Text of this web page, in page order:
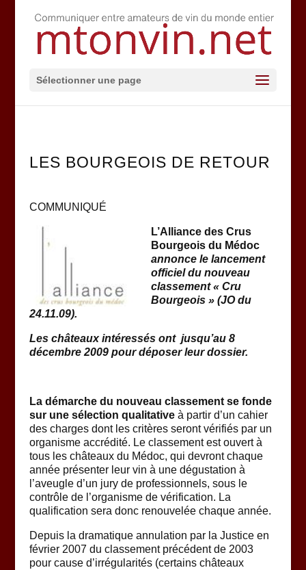
Sélectionner une page
LES BOURGEOIS DE RETOUR
COMMUNIQUÉ
L’Alliance des Crus
Bourgeois du Médoc
annonce le lancement
officiel du nouveau
classement « Cru
Bourgeois » (JO du
24.11.09).
Les châteaux intéressés ont jusqu’au 8
décembre 2009 pour déposer leur dossier.
La démarche du nouveau classement se fonde
sur une sélection qualitativeà partir d’un cahier
des charges dont les critères seront vérifiés par un
organisme accrédité. Le classement est ouvert à
tous les châteaux du Médoc, qui devront chaque
année présenter leur vin à une dégustation à
l’aveugle d’un jury de professionnels, sous le
contrôle de l’organisme de vérification. La
qualification sera donc renouvelée chaque année.
Depuis la dramatique annulation par la Justice en
février 2007 du classement précédent de 2003
pour cause d’irrégularités (certains châteaux